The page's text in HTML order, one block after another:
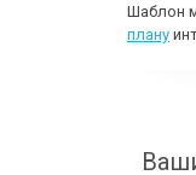
Шаблон
плану